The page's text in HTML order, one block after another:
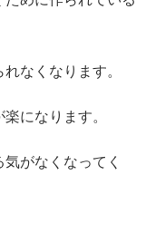
なくなります。
になります。
がなくなってく